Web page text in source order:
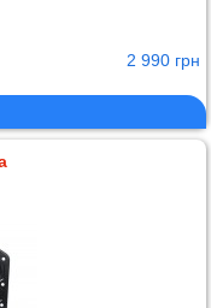
2 990 грн